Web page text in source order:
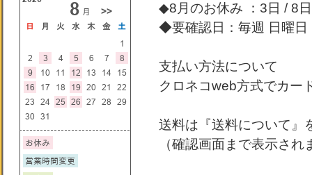
◆8月のお休み ：3日 / 8
◆要確認日：毎週 日曜日
支払い方法について
クロネコweb方式でカー
送料は『送料について』
（確認画面まで表示され